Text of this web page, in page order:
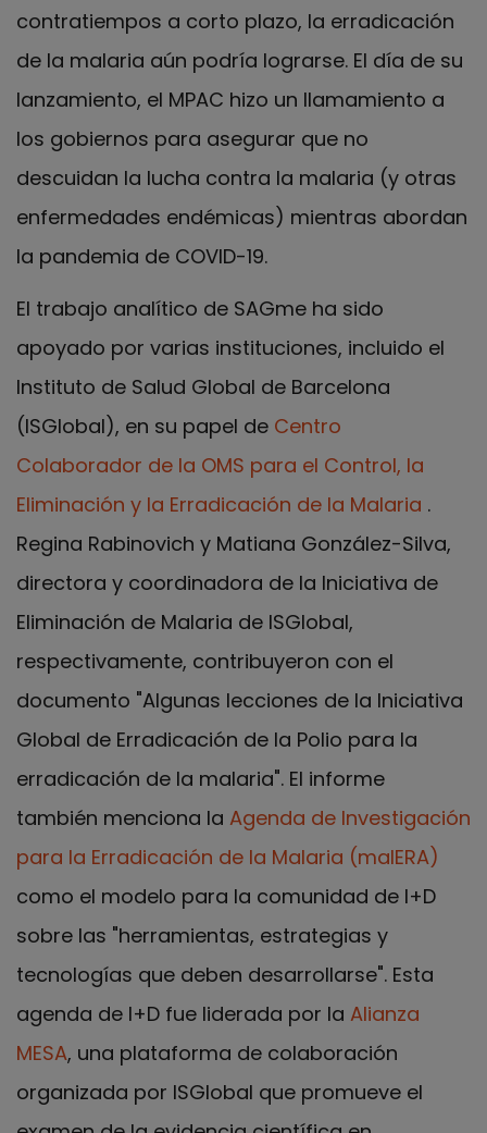
contratiempos a corto plazo, la erradicación
de la malaria aún podría lograrse. El día de su
lanzamiento, el MPAC hizo un llamamiento a
los gobiernos para asegurar que no
descuidan la lucha contra la malaria (y otras
enfermedades endémicas) mientras abordan
la pandemia de COVID-19.
El trabajo analítico de SAGme ha sido
apoyado por varias instituciones, incluido el
Instituto de Salud Global de Barcelona
(ISGlobal), en su papel de Centro
Colaborador de la OMS para el Control, la
Eliminación y la Erradicación de la Malaria .
Regina Rabinovich y Matiana González-Silva,
directora y coordinadora de la Iniciativa de
Eliminación de Malaria de ISGlobal,
respectivamente, contribuyeron con el
documento "Algunas lecciones de la Iniciativa
Global de Erradicación de la Polio para la
erradicación de la malaria". El informe
también menciona la Agenda de Investigación
para la Erradicación de la Malaria (malERA)
como el modelo para la comunidad de I+D
sobre las "herramientas, estrategias y
tecnologías que deben desarrollarse". Esta
agenda de I+D fue liderada por la Alianza
MESA, una plataforma de colaboración
organizada por ISGlobal que promueve el